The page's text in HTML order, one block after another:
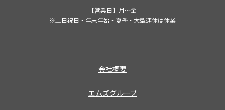
【営業日】月～金
※土日祝日・年末年始・夏季・大型連休は休業
会社概要
エムズグループ